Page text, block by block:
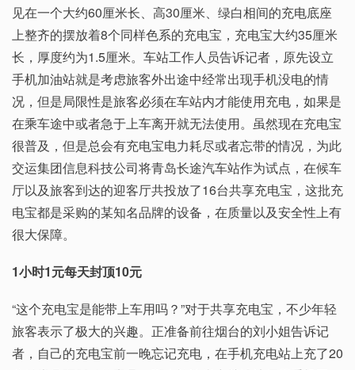
见在一个大约60厘米长、高30厘米、绿白相间的充电底座
上整齐的摆放着8个同样色系的充电宝，充电宝大约35厘米
长，厚度约为1.5厘米。车站工作人员告诉记者，原先设立
手机加油站就是考虑旅客外出途中经常出现手机没电的情
况，但是局限性是旅客必须在车站内才能使用充电，如果是
在乘车途中或者急于上车离开就无法使用。虽然现在充电宝
很普及，但是总会有充电宝电力耗尽或者忘带的情况，为此
交运集团信息科技公司将青岛长途汽车站作为试点，在候车
厅以及旅客到达的迎客厅共投放了16台共享充电宝，这批充
电宝都是采购的某知名品牌的设备，在质量以及安全性上有
很大保障。
1小时1元每天封顶10元
“这个充电宝是能带上车用吗？”对于共享充电宝，不少年轻
旅客表示了极大的兴趣。正准备前往烟台的刘小姐告诉记
者，自己的充电宝前一晚忘记充电，在手机充电站上充了20